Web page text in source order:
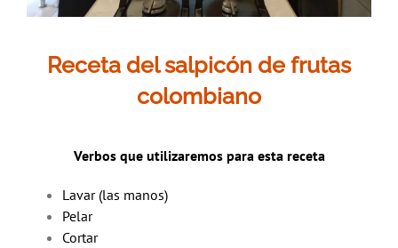
Receta del salpicón de frutas
colombiano
Verbos que utilizaremos para esta receta
Lavar (las manos)
Pelar
Cortar